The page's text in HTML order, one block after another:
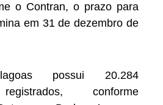
o Contran, o prazo para
em 31 de dezembro de
possui 20.284
conforme